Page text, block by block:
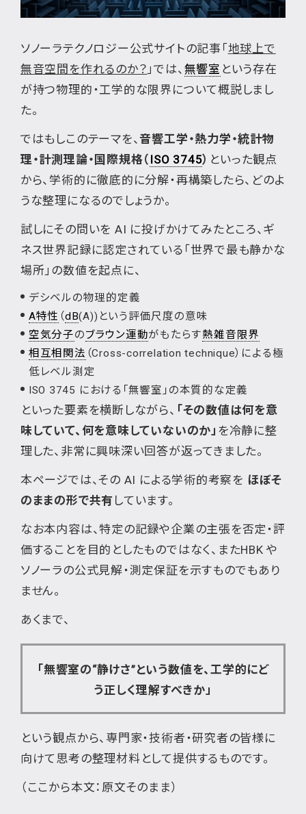
ソノーラテクノロジー公式サイトの記事「 地球上で
無音空間を作れるのか？」では、 無響室 という存在
が持つ物理的・工学的な限界について概説しまし
た。
ではもしこのテーマを、音響工学・熱力学・統計物
理・計測理論・国際規格（ ISO 3745） といった観点
から、学術的に徹底的に分解・再構築したら、どのよ
うな整理になるのでしょうか。
試しにその問いを AI に投げかけてみたところ、ギ
ネス世界記録に認定されている「世界で最も静かな
場所」の数値を起点に、
デシベルの物理的定義
A特性 （dB(A))という評価尺度の意味
空気分子のブラウン運動がもたらす熱雑音限界
相互相関法 （Cross-correlation technique）による極
低レベル測定
ISO 3745 における「無響室」の本質的な定義
といった要素を横断しながら、 「その数値は何を意
味していて、何を意味していないのか」 を冷静に整
理した、非常に興味深い回答が返ってきました。
本ページでは、その AI による学術的考察を ほぼそ
のままの形で共有 しています。
なお本内容は、特定の記録や企業の主張を否定・評
価することを目的としたものではなく、またHBK や
ソノーラの公式見解・測定保証を示すものでもあり
ません。
あくまで、
「無響室の“静けさ”という数値を、工学的にど
う正しく理解すべきか」
という観点から、専門家・技術者・研究者の皆様に
向けて思考の整理材料として提供するものです。
（ここから本文：原文そのまま）